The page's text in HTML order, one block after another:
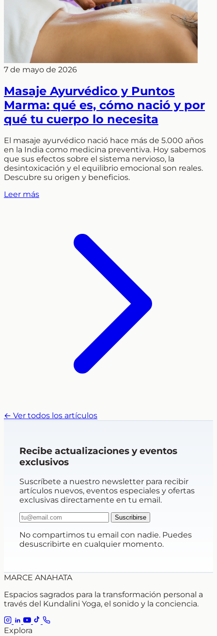
7 de mayo de 2026
Masaje Ayurvédico y Puntos
Marma: qué es, cómo nació y por
qué tu cuerpo lo necesita
El masaje ayurvédico nació hace más de 5.000 años
en la India como medicina preventiva. Hoy sabemos
que sus efectos sobre el sistema nervioso, la
desintoxicación y el equilibrio emocional son reales.
Descubre su origen y beneficios.
Leer más
← Ver todos los artículos
Recibe actualizaciones y eventos
exclusivos
Suscríbete a nuestro newsletter para recibir
artículos nuevos, eventos especiales y ofertas
exclusivas directamente en tu email.
Suscribirse
No compartimos tu email con nadie. Puedes
desuscribirte en cualquier momento.
MARCE ANAHATA
Espacios sagrados para la transformación personal a
través del Kundalini Yoga, el sonido y la conciencia.
Explora